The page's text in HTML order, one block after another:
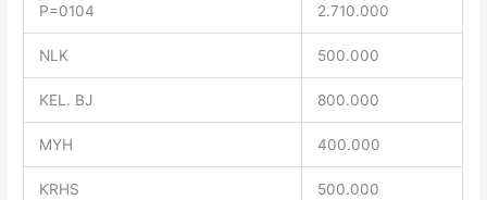
P=0104 2.710.000
NLK 500.000
KEL. BJ 800.000
MYH 400.000
KRHS 500.000